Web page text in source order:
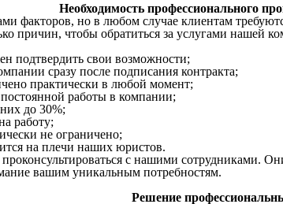
Необходимость профессионального
факторов, но в любом случае клиентам
причин, чтобы обратиться за услугами нашей
подтвердить свои возможности;
сразу после подписания контракта;
практически в любой момент;
работы в компании;
до 30%;
работу;
не ограничено;
на плечи наших юристов.
с нашими сотрудниками.
вашим уникальным потребностям.
Решение